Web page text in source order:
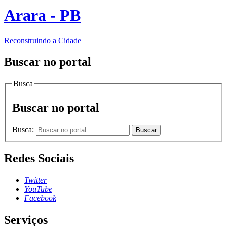
Arara - PB
Reconstruindo a Cidade
Buscar no portal
Busca
Buscar no portal
Busca: Buscar
Redes Sociais
Twitter
YouTube
Facebook
Serviços